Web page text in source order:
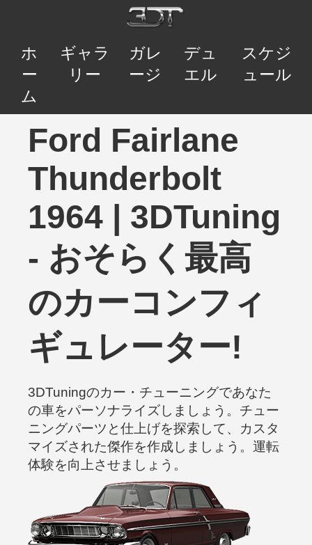
ホ
ー
ム
ギャラ
リー
ガレ
ージ
デュ
エル
スケジ
ュール
Ford Fairlane
Thunderbolt
1964 | 3DTuning
- おそらく最高
のカーコンフィ
ギュレーター!
3DTuningのカー・チューニングであなた
の車をパーソナライズしましょう。チュー
ニングパーツと仕上げを探索して、カスタ
マイズされた傑作を作成しましょう。運転
体験を向上させましょう。